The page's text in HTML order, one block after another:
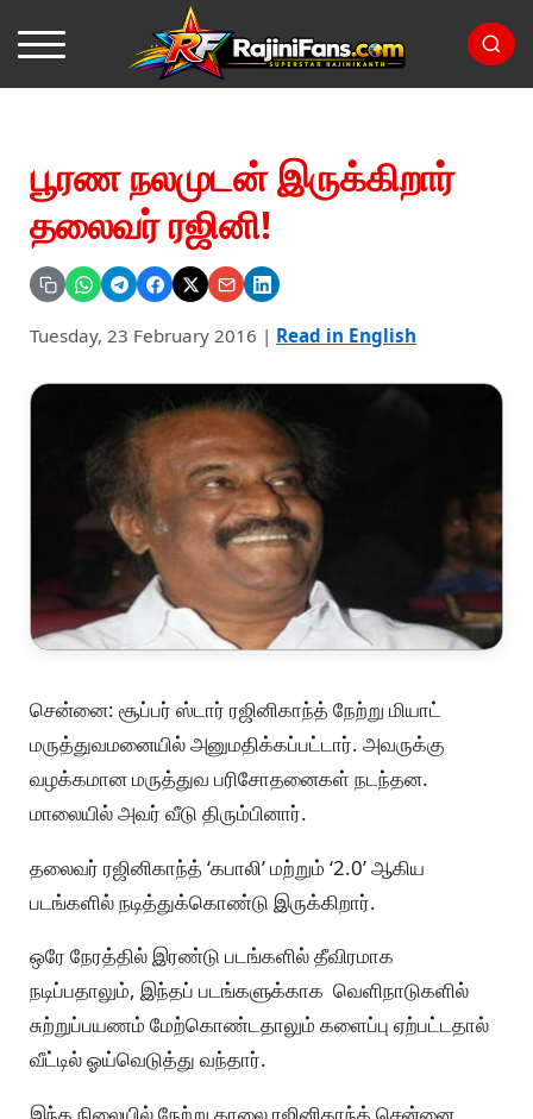
பூரண நலமுடன் இருக்கிறார்
தலைவர் ரஜினி!
Tuesday, 23 February 2016 | Read in English
சென்னை: சூப்பர் ஸ்டார் ரஜினிகாந்த் நேற்று மியாட்
மருத்துவமனையில் அனுமதிக்கப்பட்டார். அவருக்கு
வழக்கமான மருத்துவ பரிசோதனைகள் நடந்தன.
மாலையில் அவர் வீடு திரும்பினார்.
தலைவர் ரஜினிகாந்த் ‘கபாலி’ மற்றும் ‘2.0’ ஆகிய
படங்களில் நடித்துக்கொண்டு இருக்கிறார்.
ஒரே நேரத்தில் இரண்டு படங்களில் தீவிரமாக
நடிப்பதாலும், இந்தப் படங்களுக்காக வெளிநாடுகளில்
சுற்றுப்பயணம் மேற்கொண்டதாலும் களைப்பு ஏற்பட்டதால்
வீட்டில் ஓய்வெடுத்து வந்தார்.